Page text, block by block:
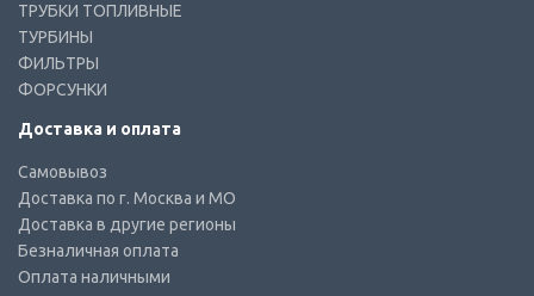
ТРУБКИ ТОПЛИВНЫЕ
ТУРБИНЫ
ФИЛЬТРЫ
ФОРСУНКИ
Доставка и оплата
Самовывоз
Доставка по г. Москва и МО
Доставка в другие регионы
Безналичная оплата
Оплата наличными